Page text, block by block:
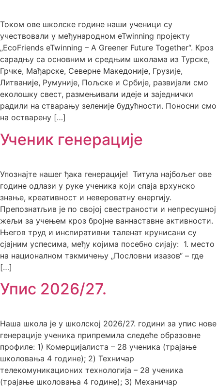
Током ове школске године наши ученици су
учествовали у међународном eTwinning пројекту
„EcoFriends eTwinning – A Greener Future Together“. Кроз
сарадњу са основним и средњим школама из Турске,
Грчке, Мађарске, Северне Македоније, Грузије,
Литваније, Румуније, Пољске и Србије, развијали смо
еколошку свест, размењивали идеје и заједнички
радили на стварању зеленије будућности. Поносни смо
на остварену […]
Ученик генерације
Упознајте нашег ђака генерације! ​Титула најбољег ове
године одлази у руке ученика који спаја врхунско
знање, креативност и невероватну енергију.
Препознатљив је по својој свестраности и непресушној
жељи за учењем кроз бројне ваннаставне активности.​
Његов труд и инспиративни таленат крунисани су
сјајним успесима, међу којима посебно сијају: 1. место
на националном такмичењу „Пословни изазов“ – где
[…]
Упис 2026/27.
Наша школа је у школској 2026/27. години за упис нове
генерације ученика припремила следеће образовне
профиле: 1) Комерцијалиста – 28 ученика (трајање
школовања 4 године); 2) Техничар
телекомуникационих технологија – 28 ученика
(трајање школовања 4 године); 3) Механичар